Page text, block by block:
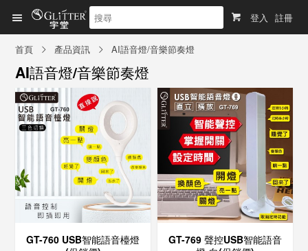
登入 註冊
首頁 產品資訊 AI語音燈/音樂節奏燈
AI語音燈/音樂節奏燈
GT-760 USB智能語音檯燈
GT-769 聲控USB智能語音